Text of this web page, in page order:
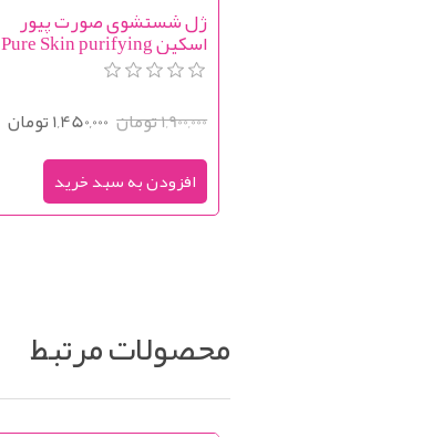
ژل شستشوی صورت پیور
اسکین Pure Skin purifying
Face Wash
1,900,000 تومان 1,450,000 تومان
محصولات مرتبط